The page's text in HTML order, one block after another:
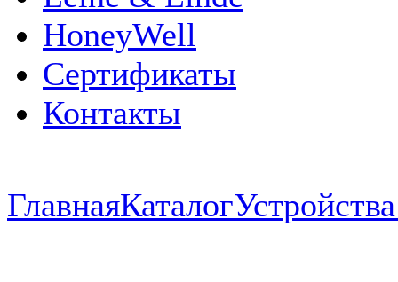
HoneyWell
Сертификаты
Контакты
ГлавнаяКаталог